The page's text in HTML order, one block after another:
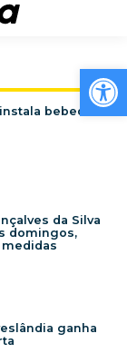
bebedouro
da Silva
domingos,
ganha